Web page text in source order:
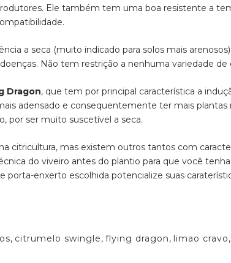
Ele também tem uma boa resistente a
a seca (muito indicado para solos mais
Não tem restrição a nenhuma variedade
Dragon, que tem por principal característica a
adensado e consequentemente ter mais
por ser muito suscetível a seca.
citricultura, mas existem outros tantos com
do viveiro antes do plantio para que você
enxerto escolhida potencialize suas
, citrumelo swingle, flying dragon, limao cravo,